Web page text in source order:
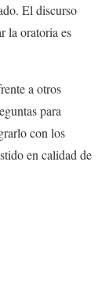
El discurso
la oratoria es
a otros
para
con los
en calidad de